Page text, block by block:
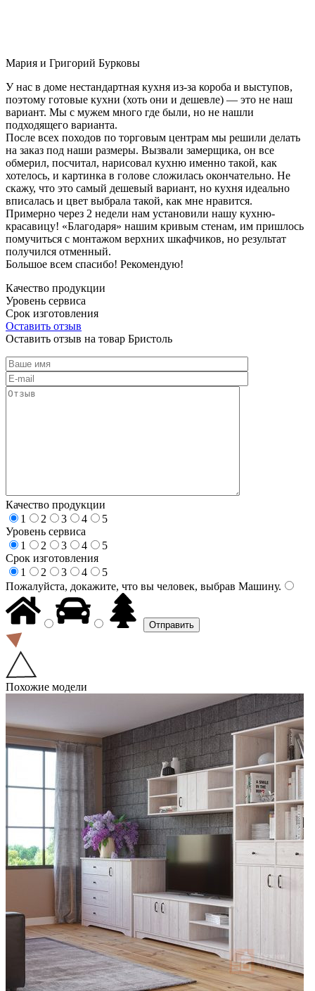
Мария и Григорий Бурковы
У нас в доме нестандартная кухня из-за короба и выступов,
поэтому готовые кухни (хоть они и дешевле) — это не наш
вариант. Мы с мужем много где были, но не нашли
подходящего варианта.
После всех походов по торговым центрам мы решили делать
на заказ под наши размеры. Вызвали замерщика, он все
обмерил, посчитал, нарисовал кухню именно такой, как
хотелось, и картинка в голове сложилась окончательно. Не
скажу, что это самый дешевый вариант, но кухня идеально
вписалась и цвет выбрала такой, как мне нравится.
Примерно через 2 недели нам установили нашу кухню-
красавицу! «Благодаря» нашим кривым стенам, им пришлось
помучиться с монтажом верхних шкафчиков, но результат
получился отменный.
Большое всем спасибо! Рекомендую!
Качество продукции
Уровень сервиса
Срок изготовления
Оставить отзыв
Оставить отзыв на товар Бристоль
Качество продукции
1
2 3 4
5
Уровень сервиса
1
2 3 4
5
Срок изготовления
1
2 3 4
5
Пожалуйста, докажите, что вы человек, выбрав Машину.
Похожие модели